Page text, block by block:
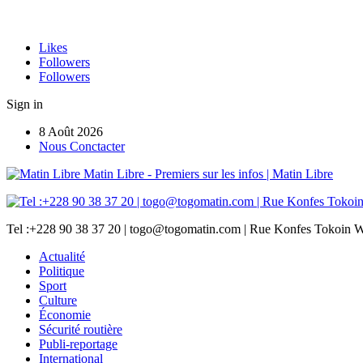
Likes
Followers
Followers
Sign in
8 Août 2026
Nous Conctacter
Matin Libre - Premiers sur les infos | Matin Libre
Tel :+228 90 38 37 20 | togo@togomatin.com | Rue Konfes Tokoin
Actualité
Politique
Sport
Culture
Économie
Sécurité routière
Publi-reportage
International